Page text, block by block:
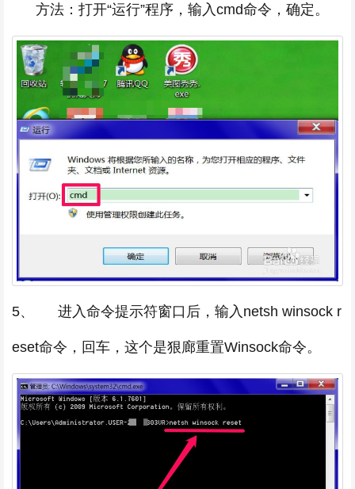
方法：打开“运行”程序，输入cmd命令，确定。
5、 进入命令提示符窗口后，输入netsh winsock r
eset命令，回车，这个是狠廊重置Winsock命令。